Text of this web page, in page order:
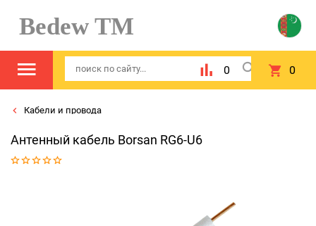
Bedew TM
0 0
Кабели и провода
Антенный кабель Borsan RG6-U6